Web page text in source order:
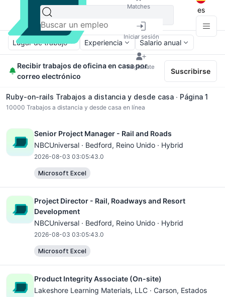
Matches
Iniciar sesión
Regístrate
es
Lugar de trabajo Experiencia Salario anual
Recibir trabajos de oficina en casa por
correo electrónico
Suscribirse
Ruby-on-rails Trabajos a distancia y desde casa ∙ Página 1
10000 Trabajos a distancia y desde casa en línea
Senior Project Manager - Rail and Roads
NBCUniversal · Bedford, Reino Unido · Hybrid
2026-08-03 03:05:43.0
Microsoft Excel
Project Director - Rail, Roadways and Resort
Development
NBCUniversal · Bedford, Reino Unido · Hybrid
2026-08-03 03:05:43.0
Microsoft Excel
Product Integrity Associate (On-site)
Lakeshore Learning Materials, LLC · Carson, Estados